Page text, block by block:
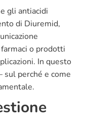
gli antiacidi
di Diuremid,
o prodotti
In questo
sul perché e come